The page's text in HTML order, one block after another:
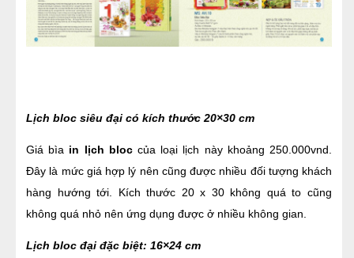
Lịch bloc siêu đại có kích thước 20×30 cm
Giá bìa in lịch bloc của loại lịch này khoảng 250.000vnd.
Đây là mức giá hợp lý nên cũng được nhiều đối tượng khách
hàng hướng tới. Kích thước 20 x 30 không quá to cũng
không quá nhỏ nên ứng dụng được ở nhiều không gian.
Lịch bloc đại đặc biệt: 16×24 cm